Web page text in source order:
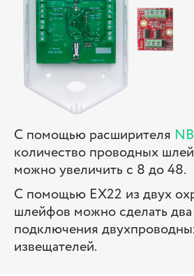
С помощью расширителя
количество проводных
можно увеличить с 8 до 48.
С помощью EX22 из двух
шлейфов можно сделать
подключения
извещателей.